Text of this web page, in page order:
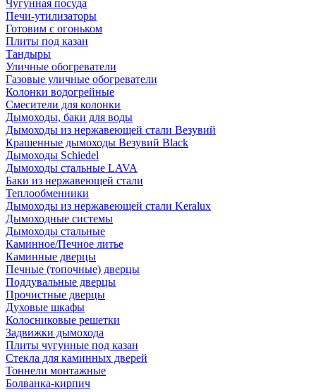
Чугунная посуда
Печи-утилизаторы
Готовим с огоньком
Плиты под казан
Тандыры
Уличные обогреватели
Газовые уличные обогреватели
Колонки водогрейные
Смесители для колонки
Дымоходы, баки для воды
Дымоходы из нержавеющей стали Везувий
Крашенные дымоходы Везувий Black
Дымоходы Schiedel
Дымоходы стальные LAVA
Баки из нержавеющей стали
Теплообменники
Дымоходы из нержавеющей стали Keralux
Дымоходные системы
Дымоходы стальные
Каминное/Печное литье
Каминные дверцы
Печные (топочные) дверцы
Поддувальные дверцы
Прочистные дверцы
Духовые шкафы
Колосниковые решетки
Задвижки дымохода
Плиты чугунные под казан
Стекла для каминных дверей
Тоннели монтажные
Болванка-кирпич